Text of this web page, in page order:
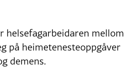
helsefagarbeidaren mellom
på heimetenesteoppgåver
demens.